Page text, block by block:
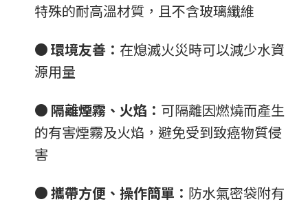
特殊的耐高溫材質，且不含玻璃纖維
●環境友善： 在熄滅火災時可以減少水資
源用量
● 隔離煙霧、火焰： 可隔離因燃燒而產生
的有害煙霧及火焰，避免受到致癌物質侵
害
●攜帶方便、操作簡單： 防水氣密袋附有